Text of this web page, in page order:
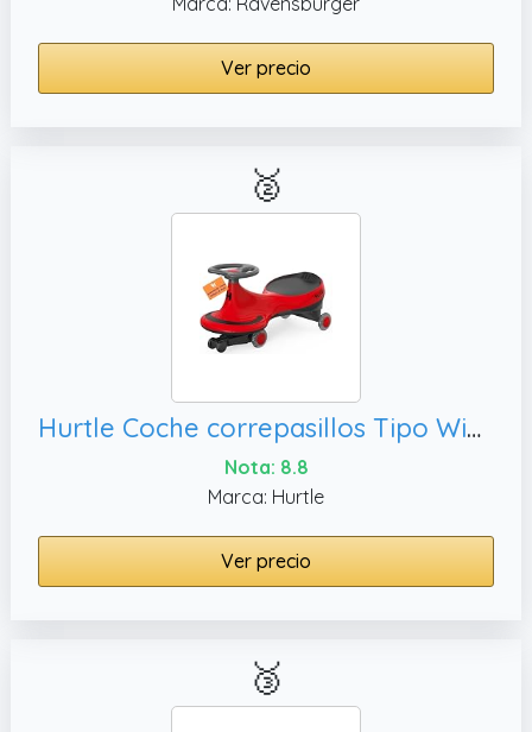
Ver precio
🥈
Hurtle Coche correpasillos Tipo Wiggle Coaster Car, 2 años e adelante
Nota: 8.8
Marca: Hurtle
Ver precio
🥉